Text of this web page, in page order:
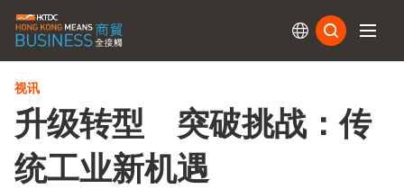
视讯
升级转型 突破挑战：传
统工业新机遇